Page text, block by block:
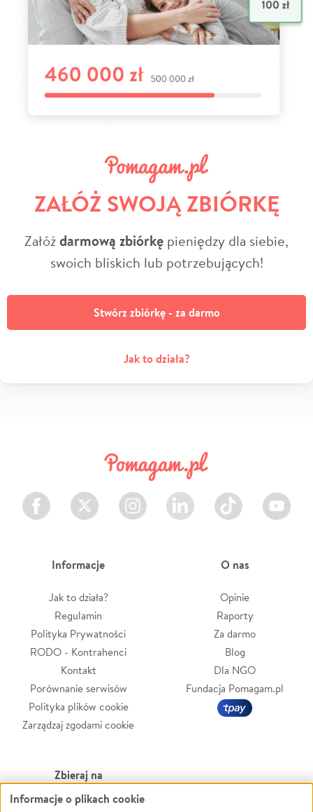
ZAŁÓŻ SWOJĄ ZBIÓRKĘ
Załóżdarmową zbiórkę pieniędzy dla siebie,
swoich bliskich lub potrzebujących!
Stwórz zbiórkę - za darmo
Jak to działa?
Facebook Twitter Instagram LinkedIn TikTok Youtube
Informacje
Jak to działa?
Regulamin
Polityka Prywatności
RODO - Kontrahenci
Kontakt
Porównanie serwisów
Polityka plików cookie
Zarządzaj zgodami cookie
O nas
Opinie
Raporty
Za darmo
Blog
Dla NGO
Fundacja Pomagam.pl
Zbieraj na
Leczenie
Informacje o plikach cookie